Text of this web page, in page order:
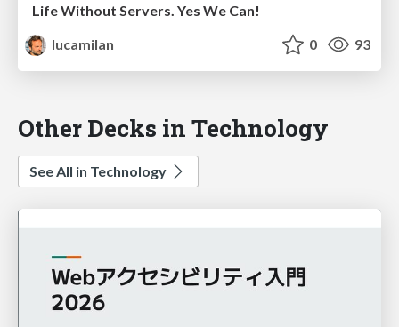
Life Without Servers. Yes We Can!
lucamilan
0 93
Other Decks in Technology
See All in Technology